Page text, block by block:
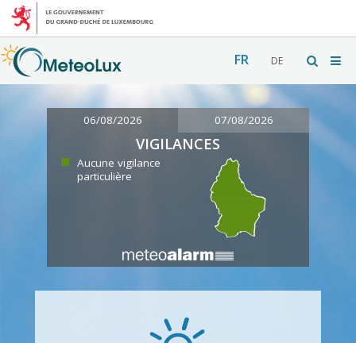
FR DE
06/08/2026 07/08/2026
VIGILANCES
Aucune vigilance
particulière